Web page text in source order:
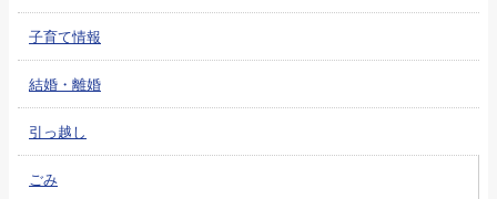
子育て情報
結婚・離婚
引っ越し
ごみ